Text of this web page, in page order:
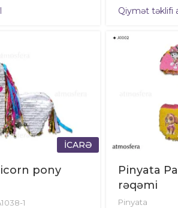
Qiymət təklifi
İCARƏ
pony
1
Pinyata
rəqəmi
Pinyata